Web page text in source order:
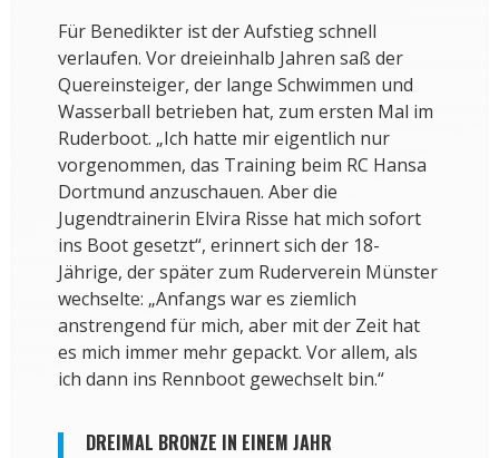
Für Benedikter ist der Aufstieg schnell
verlaufen. Vor dreieinhalb Jahren saß der
Quereinsteiger, der lange Schwimmen und
Wasserball betrieben hat, zum ersten Mal im
Ruderboot. „Ich hatte mir eigentlich nur
vorgenommen, das Training beim RC Hansa
Dortmund anzuschauen. Aber die
Jugendtrainerin Elvira Risse hat mich sofort
ins Boot gesetzt“, erinnert sich der 18-
Jährige, der später zum Ruderverein Münster
wechselte: „Anfangs war es ziemlich
anstrengend für mich, aber mit der Zeit hat
es mich immer mehr gepackt. Vor allem, als
ich dann ins Rennboot gewechselt bin.“
DREIMAL BRONZE IN EINEM JAHR